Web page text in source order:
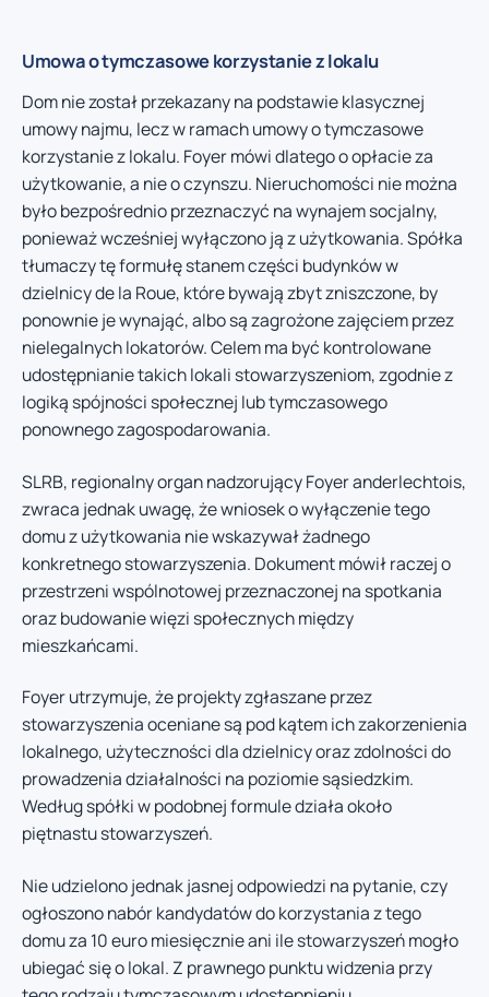
Umowa o tymczasowe korzystanie z lokalu
Dom nie został przekazany na podstawie klasycznej
umowy najmu, lecz w ramach umowy o tymczasowe
korzystanie z lokalu. Foyer mówi dlatego o opłacie za
użytkowanie, a nie o czynszu. Nieruchomości nie można
było bezpośrednio przeznaczyć na wynajem socjalny,
ponieważ wcześniej wyłączono ją z użytkowania. Spółka
tłumaczy tę formułę stanem części budynków w
dzielnicy de la Roue, które bywają zbyt zniszczone, by
ponownie je wynająć, albo są zagrożone zajęciem przez
nielegalnych lokatorów. Celem ma być kontrolowane
udostępnianie takich lokali stowarzyszeniom, zgodnie z
logiką spójności społecznej lub tymczasowego
ponownego zagospodarowania.
SLRB, regionalny organ nadzorujący Foyer anderlechtois,
zwraca jednak uwagę, że wniosek o wyłączenie tego
domu z użytkowania nie wskazywał żadnego
konkretnego stowarzyszenia. Dokument mówił raczej o
przestrzeni wspólnotowej przeznaczonej na spotkania
oraz budowanie więzi społecznych między
mieszkańcami.
Foyer utrzymuje, że projekty zgłaszane przez
stowarzyszenia oceniane są pod kątem ich zakorzenienia
lokalnego, użyteczności dla dzielnicy oraz zdolności do
prowadzenia działalności na poziomie sąsiedzkim.
Według spółki w podobnej formule działa około
piętnastu stowarzyszeń.
Nie udzielono jednak jasnej odpowiedzi na pytanie, czy
ogłoszono nabór kandydatów do korzystania z tego
domu za 10 euro miesięcznie ani ile stowarzyszeń mogło
ubiegać się o lokal. Z prawnego punktu widzenia przy